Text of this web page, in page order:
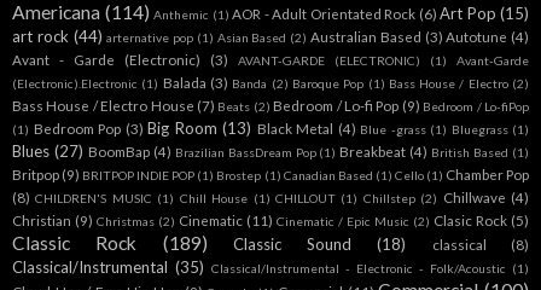
Americana (114) Anthemic (1) AOR - Adult Orientated Rock (6) Art Pop (15)
art rock (44) arternative pop (1) Asian Based (2) Australian Based (3) Autotune (4)
Avant - Garde (Electronic)
(3) AVANT-GARDE (ELECTRONIC) (1)
Avant-Garde
(Electronic).Electronic (1) Balada (3) Banda (2) Baroque Pop (1) Bass House / Electro (2)
Bass House / Electro House (7) Beats (2) Bedroom / Lo-fi Pop (9) Bedroom / Lo-fiPop
(1) Bedroom Pop (3) Big Room (13) Black Metal (4) Blue -grass (1) Bluegrass (1)
Blues (27) BoomBap (4) Brazilian BassDream Pop (1) Breakbeat (4) British Based (1)
Britpop (9) BRITPOP INDIE POP (1) Brostep (1) Canadian Based (1) Cello (1) Chamber Pop
(8) CHILDREN'S MUSIC (1) Chill House (1) CHILLOUT (1) Chillstep (2) Chillwave (4)
Christian (9) Christmas (2) Cinematic (11) Cinematic / Epic Music (2) Clasic Rock (5)
Classic Rock (189) Classic Sound (18) classical (8)
Classical/Instrumental (35) Classical/Instrumental - Electronic - Folk/Acoustic (1)